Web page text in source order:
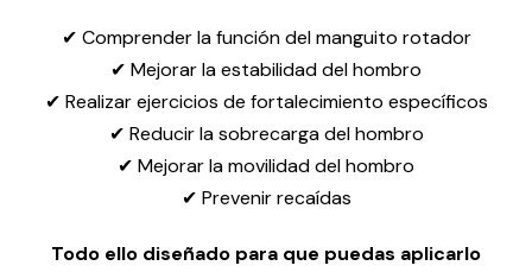
✔ Comprender la función del manguito rotador
✔ Mejorar la estabilidad del hombro
✔ Realizar ejercicios de fortalecimiento específicos
✔ Reducir la sobrecarga del hombro
✔ Mejorar la movilidad del hombro
✔ Prevenir recaídas
Todo ello diseñado para que puedas aplicarlo